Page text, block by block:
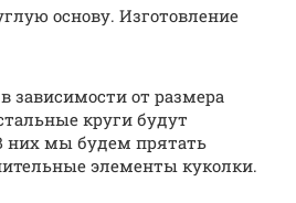
основу. Изготовление
зависимости от размера
круги будут
них мы будем прятать
элементы куколки.